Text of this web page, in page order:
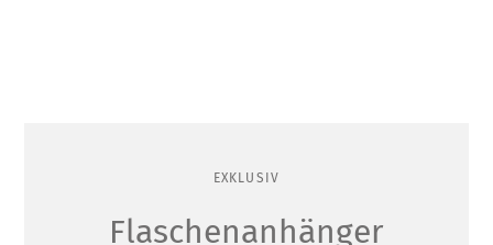
EXKLUSIV
Flaschenanhänger